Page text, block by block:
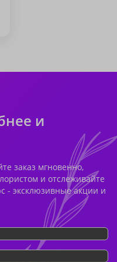
и
заказ мгновенно,
и отслеживайте
- эксклюзивные акции и